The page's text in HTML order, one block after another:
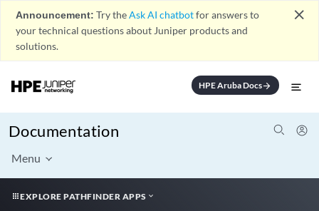
Announcement: Try theAsk AI chatbotfor answers to
your technical questions about Juniper products and
solutions.
close
HPE Aruba Docsarrow_forward
Documentation
Menu
EXPLORE PATHFINDER APPS